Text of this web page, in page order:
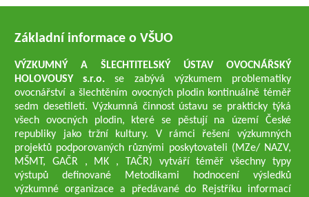
Základní informace o VŠUO
VÝZKUMNÝ A ŠLECHTITELSKÝ ÚSTAV OVOCNÁŘSKÝ
HOLOVOUSY s.r.o.se zabývá výzkumem problematiky
ovocnářství a šlechtěním ovocných plodin kontinuálně téměř
sedm desetiletí. Výzkumná činnost ústavu se prakticky týká
všech ovocných plodin, které se pěstují na území České
republiky jako tržní kultury. V rámci řešení výzkumných
projektů podporovaných různými poskytovateli (MZe/ NAZV,
MŠMT, GAČR , MK , TAČR) vytváří téměř všechny typy
výstupů definované Metodikami hodnocení výsledků
výzkumné organizace a předávané do Rejstříku informací